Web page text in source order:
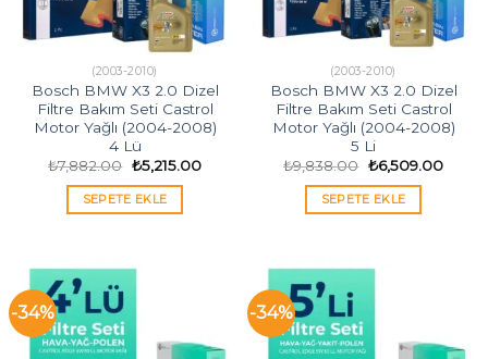
(2003-2010)
Bosch BMW X3 2.0 Dizel
Filtre Bakım Seti Castrol
Motor Yağlı (2004-2008)
4 Lü
₺7,882.00 Orijinal
fiyat:
₺7,882.00.
₺5,215.00Şu
SEPETE EKLE
(2003-2010)
Bosch BMW X3 2.0 Dizel
Filtre Bakım Seti Castrol
Motor Yağlı (2004-2008)
5 Li
₺9,838.00 Orijinal
fiyat:
₺9,838.00.
₺6,509.00Şu
SEPETE EKLE
-34% -34%